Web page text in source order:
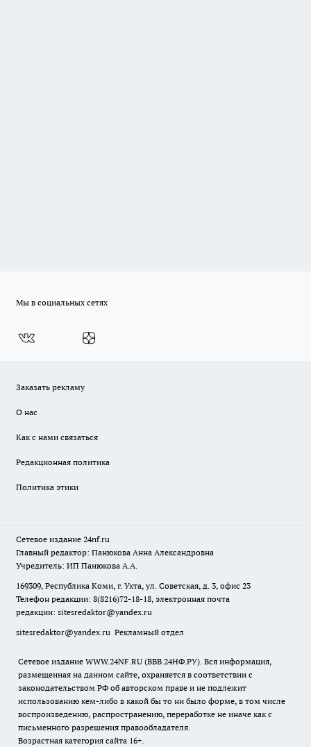
Мы в социальных сетях
Заказать рекламу
О нас
Как с нами связаться
Редакционная политика
Политика этики
Сетевое издание 24nf.ru
Главный редактор: Панюкова Анна Александровна
Учредитель: ИП Панюкова А.А.
169309, Республика Коми, г. Ухта, ул. Советская, д. 3, офис 23
Телефон редакции: 8(8216)72-18-18, электронная почта
редакции: sitesredaktor@yandex.ru
sitesredaktor@yandex.ru Рекламный отдел
Сетевое издание WWW.24NF.RU (ВВВ.24НФ.РУ). Вся информация,
размещенная на данном сайте, охраняется в соответствии с
законодательством РФ об авторском праве и не подлежит
использованию кем-либо в какой бы то ни было форме, в том числе
воспроизведению, распространению, переработке не иначе как с
письменного разрешения правообладателя.
Возрастная категория сайта 16+.